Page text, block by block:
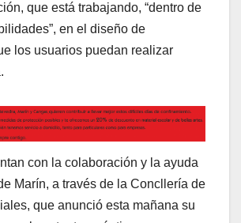
que está trabajando, “dentro de
en el diseño de
los usuarios puedan realizar
con la colaboración y la ayuda
Marín, a través de la Concllería de
que anunció esta mañana su